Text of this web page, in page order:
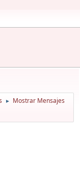
► Mostrar Mensajes